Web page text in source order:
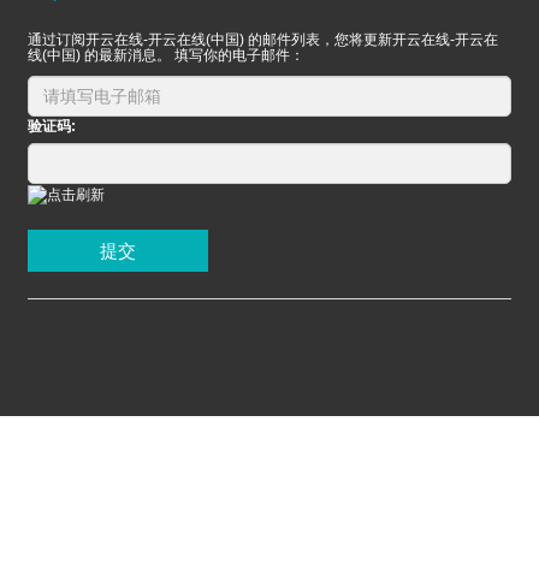
通过订阅开云在线-开云在线(中国) 的邮件列表，您将更新开云在线-开云在
线(中国) 的最新消息。 填写你的电子邮件：
验证码:
提交